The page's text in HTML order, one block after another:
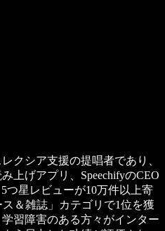
クシア支援の提唱者であり、
上げアプリ、SpeechifyのCEO
つ星レビューが10万件以上寄
＆雑誌」カテゴリで1位を獲
習障害のある方々がインター